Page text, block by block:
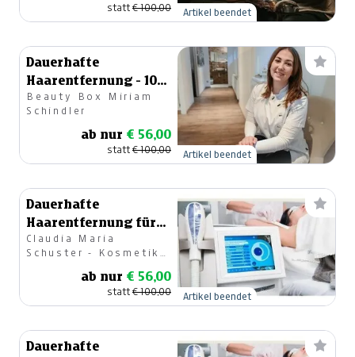
statt€ 100,00 Artikel beendet
Dauerhafte
Haarentfernung - 100
€ Gutschein (mit
Spark Pro)
Beauty Box Miriam
Schindler
ab nur € 56,00
statt€ 100,00 Artikel beendet
Dauerhafte
Haarentfernung für
Männer - 100 €
Gutschein
Claudia Maria
Schuster - Kosmetik
ab nur € 56,00
statt€ 100,00 Artikel beendet
Dauerhafte